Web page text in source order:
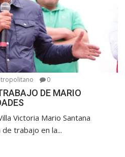
0
DE MARIO
Victoria Mario Santana
trabajo en la...